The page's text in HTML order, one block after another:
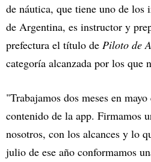
de náutica, que tiene uno de los
de Argentina, es instructor y
prefectura el título de Piloto de
categoría alcanzada por los que
"Trabajamos dos meses en
contenido de la app. Firmamos
nosotros, con los alcances y lo
julio de ese año conformamos